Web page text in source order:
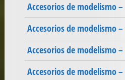
Accesorios de modelismo
Accesorios de modelismo
Accesorios de modelismo
Accesorios de modelismo